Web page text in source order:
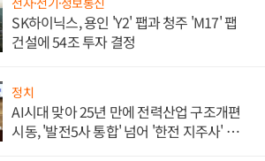
SK하이닉스, 용인 'Y2' 팹과 청주 'M17' 팹
건설에 54조 투자 결정
정치
AI시대 맞아 25년 만에 전력산업 구조개편
시동, '발전5사 통합' 넘어 '한전 지주사' 재편